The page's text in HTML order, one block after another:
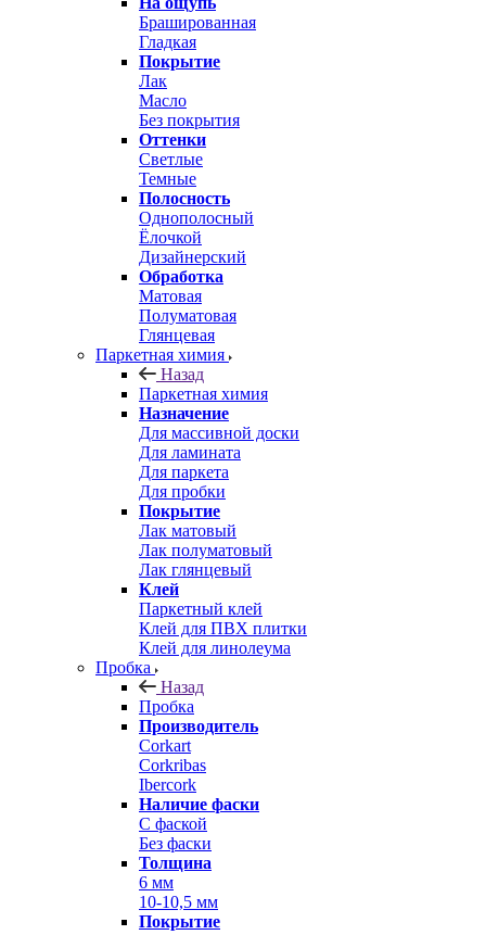
Брашированная
Гладкая
Покрытие
Лак
Масло
Без покрытия
Оттенки
Светлые
Темные
Полосность
Однополосный
Ёлочкой
Дизайнерский
Обработка
Матовая
Полуматовая
Глянцевая
Паркетная химия
Назад
Паркетная химия
Назначение
Для массивной доски
Для ламината
Для паркета
Для пробки
Покрытие
Лак матовый
Лак полуматовый
Лак глянцевый
Клей
Паркетный клей
Клей для ПВХ плитки
Клей для линолеума
Пробка
Назад
Пробка
Производитель
Corkart
Corkribas
Ibercork
Наличие фаски
С фаской
Без фаски
Толщина
6 мм
10-10,5 мм
Покрытие